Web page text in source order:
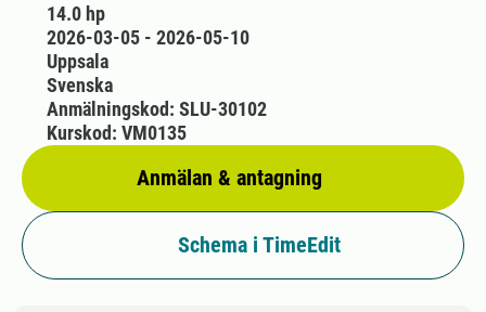
14.0 hp
2026-03-05 - 2026-05-10
Uppsala
Svenska
Anmälan & antagning
Anmälningskod: SLU-30102
Kurskod: VM0135
Schema i TimeEdit